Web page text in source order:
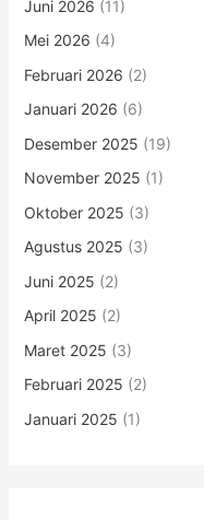
Juni 2026 (11)
Mei 2026 (4)
Februari 2026 (2)
Januari 2026 (6)
Desember 2025 (19)
November 2025 (1)
Oktober 2025 (3)
Agustus 2025 (3)
Juni 2025 (2)
April 2025 (2)
Maret 2025 (3)
Februari 2025 (2)
Januari 2025 (1)